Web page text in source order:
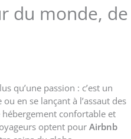
du monde, de
qu’une passion : c’est un
ou en se lançant à l’assaut des
confortable et
optent pour Airbnb